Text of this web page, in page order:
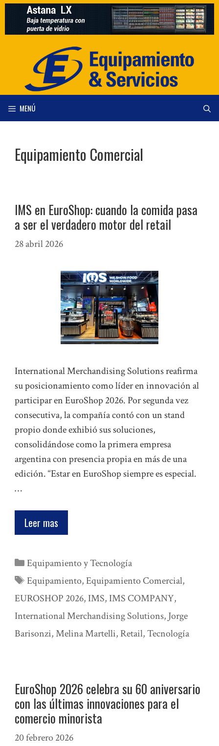
Saltar
contenido
MENÚ
Equipamiento Comercial
IMS en EuroShop: cuando la comida pasa
a ser el verdadero motor del retail
28 abril 2026
International Merchandising Solutions reafirma
su posicionamiento como líder en innovación al
participar en EuroShop 2026. Por segunda vez
consecutiva, la compañía contó con un stand
propio donde exhibió sus soluciones,
consolidándose como la primera empresa
argentina con presencia propia en más de una
edición. “Estar en EuroShop siempre es especial.
…
Leer mas
Categorías
Equipamiento y Tecnología
Etiquetas
Equipamiento,Equipamiento Comercial,
EUROSHOP 2026, IMS, IMS COMPANY,
International Merchandising Solutions, Jorge
Barisonzi,Melina Martelli, Retail,Tecnología
EuroShop 2026 celebra su 60 aniversario
con las últimas innovaciones para el
comercio minorista
20 febrero 2026